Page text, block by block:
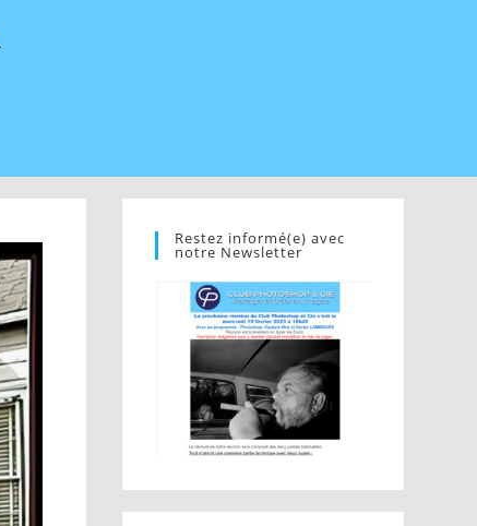
Restez informé(e) avec
notre Newsletter